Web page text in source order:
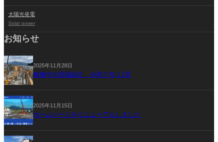
太陽光発電
Solar power
お知らせ
2025年11月28日
稼働中の現場紹介 令和７年１2月
2025年11月15日
ホームページをリニューアルしました